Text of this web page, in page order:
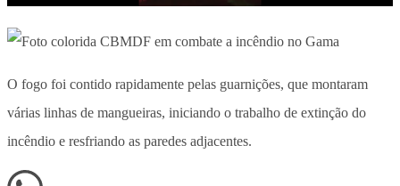
O fogo foi contido rapidamente pelas guarnições, que montaram
várias linhas de mangueiras, iniciando o trabalho de extinção do
incêndio e resfriando as paredes adjacentes.